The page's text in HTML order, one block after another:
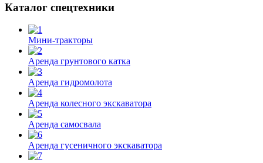
Каталог спецтехники
Мини-тракторы
Аренда грунтового катка
Аренда гидромолота
Аренда колесного экскаватора
Аренда самосвала
Аренда гусеничного экскаватора